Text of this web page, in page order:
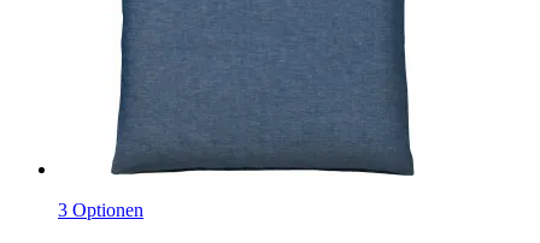
3 Optionen